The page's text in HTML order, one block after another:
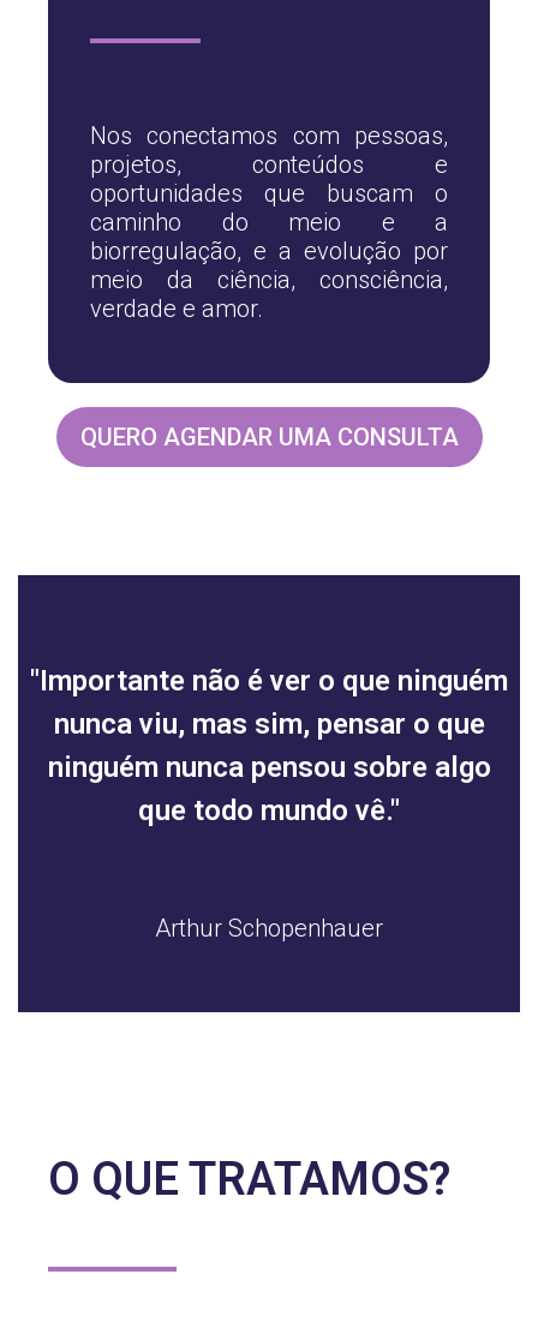
Nos conectamos com pessoas,
projetos, conteúdos e
oportunidades que buscam o
caminho do meio e a
biorregulação, e a evolução por
meio da ciência, consciência,
verdade e amor.
QUERO AGENDAR UMA CONSULTA
"Importante não é ver o que ninguém
nunca viu, mas sim, pensar o que
ninguém nunca pensou sobre algo
que todo mundo vê."
Arthur Schopenhauer
O QUE TRATAMOS?